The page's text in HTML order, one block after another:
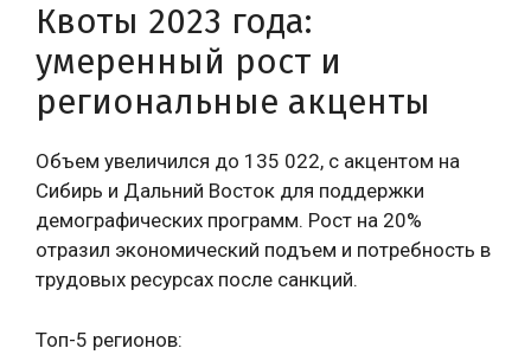
Квоты 2023 года:
умеренный рост и
региональные акценты
Объем увеличился до 135 022, с акцентом на
Сибирь и Дальний Восток для поддержки
демографических программ. Рост на 20%
отразил экономический подъем и потребность в
трудовых ресурсах после санкций.
Топ-5 регионов: